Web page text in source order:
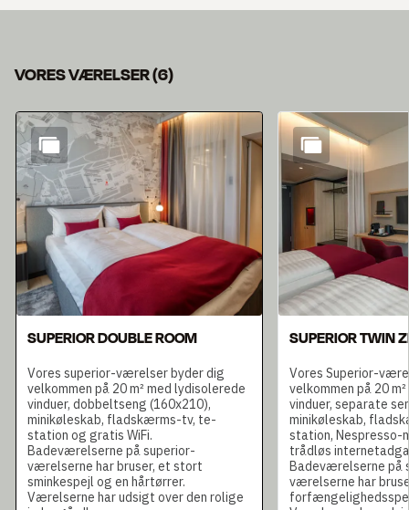
VORES VÆRELSER(6)
Slide 1 af 6
SUPERIOR DOUBLE ROOM
Vores superior-værelser byder dig
velkommen på 20 m² med lydisolerede
vinduer, dobbeltseng (160x210),
minikøleskab, fladskærms-tv, te-
station og gratis WiFi.
Badeværelserne på superior-
værelserne har bruser, et stort
sminkespejl og en hårtørrer.
Værelserne har udsigt over den rolige
SUPERIOR TWIN
Vores Superior-
velkommen på 20
vinduer, separate
minikøleskab,
station, Nespresso-
trådløs
Badeværelserne på
værelserne har